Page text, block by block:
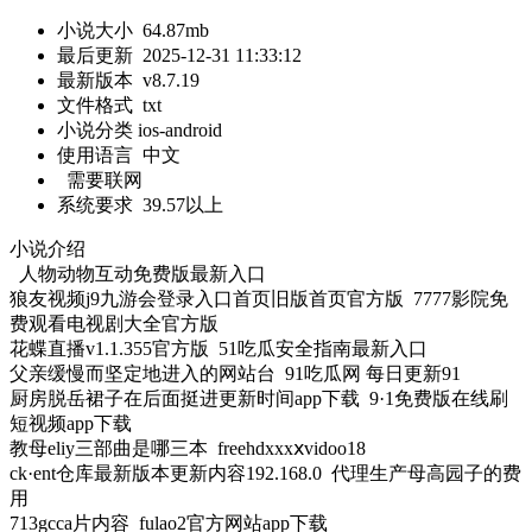
小说大小 64.87mb
最后更新 2025-12-31 11:33:12
最新版本 v8.7.19
文件格式 txt
小说分类 ios-android
使用语言 中文
需要联网
系统要求 39.57以上
小说介绍
人物动物互动免费版最新入口
狼友视频j9九游会登录入口首页旧版首页官方版 7777影院免
费观看电视剧大全官方版
花蝶直播v1.1.355官方版 51吃瓜安全指南最新入口
父亲缓慢而坚定地进入的网站台 91吃瓜网 每日更新91
厨房脱岳裙子在后面挺进更新时间app下载 9·1免费版在线刷
短视频app下载
教母eliy三部曲是哪三本 freehdxxxⅹvidoo18
ck·ent仓库最新版本更新内容192.168.0 代理生产母高园子的费
用
713gcca片内容 fulao2官方网站app下载